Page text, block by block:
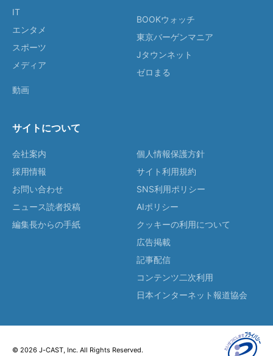
IT
エンタメ
スポーツ
メディア
動画
BOOKウォッチ
東京バーゲンマニア
Jタウンネット
ゼロまる
サイトについて
会社案内
採用情報
お問い合わせ
ニュース読者投稿
編集長からの手紙
個人情報保護方針
サイト利用規約
SNS利用ポリシー
AIポリシー
クッキーの利用について
広告掲載
記事配信
コンテンツ二次利用
日本インターネット報道協会
© 2026 J-CAST, Inc. All Rights Reserved.